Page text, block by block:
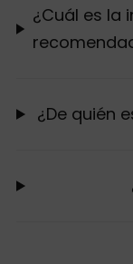
¿Cuál es la
¿De quién